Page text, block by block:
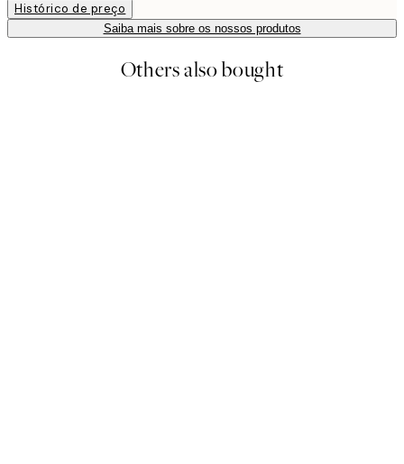
Histórico de preço
Saiba mais sobre os nossos produtos
Others also bought